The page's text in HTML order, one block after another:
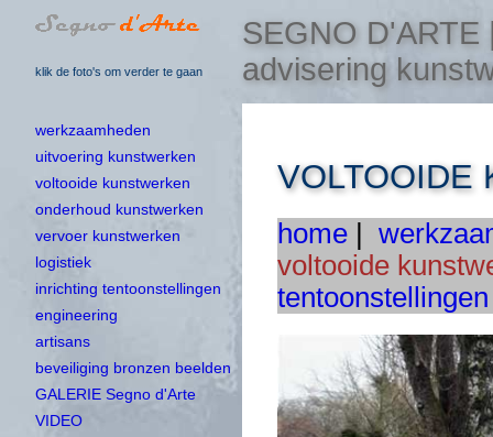
klik de foto's om verder te gaan
SEGNO D'ARTE
advisering
werkzaamheden
uitvoering kunstwerken
voltooide kunstwerken
onderhoud kunstwerken
vervoer kunstwerken
logistiek
inrichting tentoonstellingen
engineering
artisans
beveiliging bronzen beelden
GALERIE Segno d'Arte
VIDEO
VOLTOOIDE
home |
voltooide
tentoonstellingen